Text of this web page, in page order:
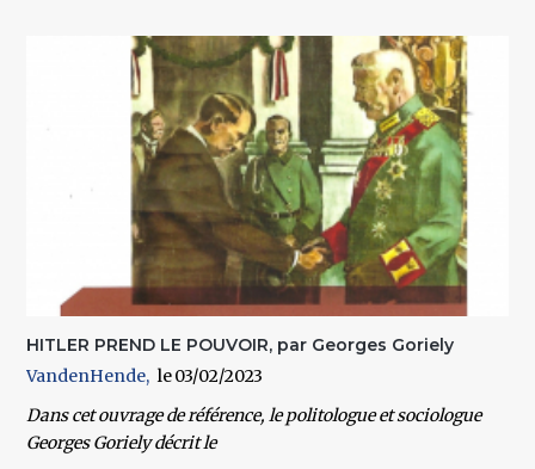
HITLER PREND LE POUVOIR, par Georges Goriely
VandenHende
03/02/2023
Dans cet ouvrage de référence, le politologue et sociologue
Georges Goriely décrit le